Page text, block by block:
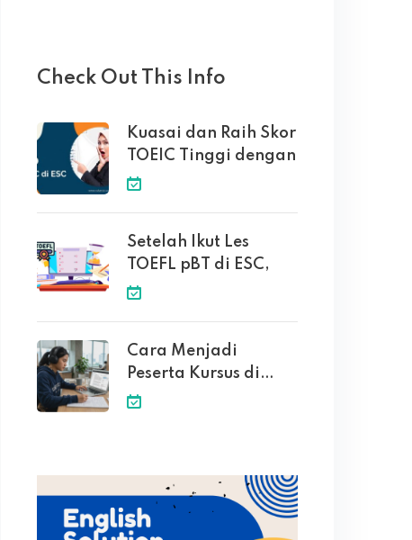
Check Out This Info
Kuasai dan Raih Skor
TOEIC Tinggi dengan
Setelah Ikut Les
TOEFL pBT di ESC,
Cara Menjadi
Peserta Kursus di
English Solution